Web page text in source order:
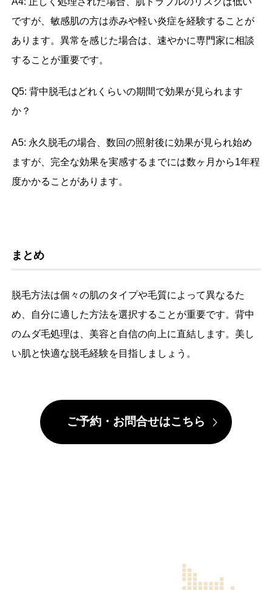
ですが、敏感肌の方は赤みや軽い炎症を経験することが
あります。異常を感じた場合は、速やかに専門家に相談
することが重要です。
Q5: 背中脱毛はどれくらいの期間で効果が見られます
か？
A5: 永久脱毛の場合、数回の照射後に効果が見られ始め
ますが、完全な効果を実感するまでには数ヶ月から1年程
度かかることがあります。
まとめ
脱毛方法は個々の肌のタイプや毛質によって異なるた
め、自分に適した方法を選択することが重要です。背中
のムダ毛処理は、美容と自信の向上に直結します。美し
い肌と快適な脱毛経験を目指しましょう。
ご予約・お問合せはこちら